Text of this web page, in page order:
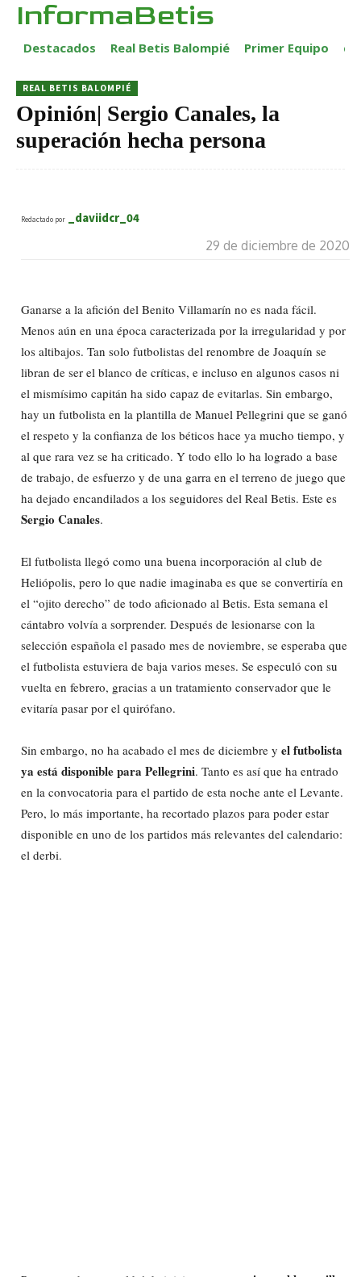
InformaBetis
Destacados Real Betis Balompié Primer Equipo
REAL BETIS BALOMPIÉ
Opinión| Sergio Canales, la
superación hecha persona
Redactado por _daviidcr_04
29 de diciembre de 2020
Ganarse a la afición del Benito Villamarín no es nada fácil.
Menos aún en una época caracterizada por la irregularidad y por
los altibajos. Tan solo futbolistas del renombre de Joaquín se
libran de ser el blanco de críticas, e incluso en algunos casos ni
el mismísimo capitán ha sido capaz de evitarlas. Sin embargo,
hay un futbolista en la plantilla de Manuel Pellegrini que se ganó
el respeto y la confianza de los béticos hace ya mucho tiempo, y
al que rara vez se ha criticado. Y todo ello lo ha logrado a base
de trabajo, de esfuerzo y de una garra en el terreno de juego que
ha dejado encandilados a los seguidores del Real Betis. Este es
Sergio Canales.
El futbolista llegó como una buena incorporación al club de
Heliópolis, pero lo que nadie imaginaba es que se convertiría en
el “ojito derecho” de todo aficionado al Betis. Esta semana el
cántabro volvía a sorprender. Después de lesionarse con la
selección española el pasado mes de noviembre, se esperaba que
el futbolista estuviera de baja varios meses. Se especuló con su
vuelta en febrero, gracias a un tratamiento conservador que le
evitaría pasar por el quirófano.
Sin embargo, no ha acabado el mes de diciembre y el futbolista
ya está disponible para Pellegrini. Tanto es así que ha entrado
en la convocatoria para el partido de esta noche ante el Levante.
Pero, lo más importante, ha recortado plazos para poder estar
disponible en uno de los partidos más relevantes del calendario:
el derbi.